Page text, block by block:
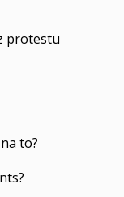
protestu
to?